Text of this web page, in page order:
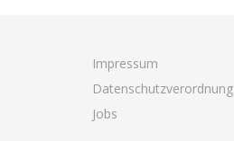
Impressum
Datenschutzverordnung
Jobs